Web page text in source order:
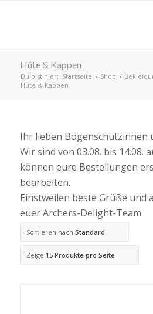
Hüte & Kappen
Du bist hier: Startseite / Shop /
Hüte & Kappen
Ihr lieben Bogenschützinnen
Wir sind von 03.08. bis 14.08.
können eure Bestellungen
bearbeiten.
Einstweilen beste Grüße und
euer Archers-Delight-Team
Sortieren nach Standard
Zeige 15 Produkte pro Seite